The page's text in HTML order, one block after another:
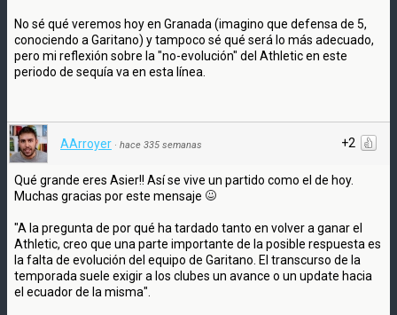
No sé qué veremos hoy en Granada (imagino que defensa de 5,
conociendo a Garitano) y tampoco sé qué será lo más adecuado,
pero mi reflexión sobre la "no-evolución" del Athletic en este
periodo de sequía va en esta línea.
+2
AArroyer · hace 335 semanas
Qué grande eres Asier!! Así se vive un partido como el de hoy.
Muchas gracias por este mensaje
"A la pregunta de por qué ha tardado tanto en volver a ganar el
Athletic, creo que una parte importante de la posible respuesta es
la falta de evolución del equipo de Garitano. El transcurso de la
temporada suele exigir a los clubes un avance o un update hacia
el ecuador de la misma".